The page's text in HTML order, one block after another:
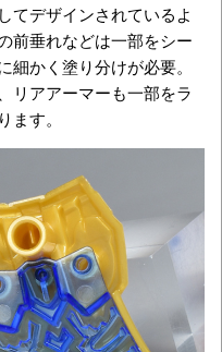
てデザインされているよ
前垂れなどは一部をシー
かく塗り分けが必要。
リアアーマーも一部をラ
す。